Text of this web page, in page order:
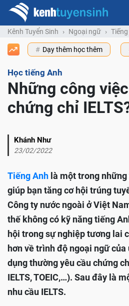
Kênh Tuyển Sinh Ngoại ngữ
Dạy thêm học thêm
Học tiếng Anh
Những công
chứng chỉ
Khánh Như
23/02/2022
Tiếng Anh là một trong
giúp bạn tăng cơ hội trúng
Công ty nước ngoài ở Việt
thế không có kỹ năng tiếng
hội trong sự nghiệp tương lai
hơn về trình độ ngoại ngữ
dụng thường yêu cầu chứng
IELTS, TOEIC,…). Sau đây là
nhu cầu IELTS.